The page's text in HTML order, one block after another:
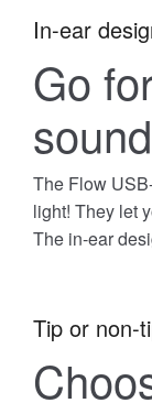
In-ear
Go
sound
The Flow
light! They let
The in-ear
Tip or non-